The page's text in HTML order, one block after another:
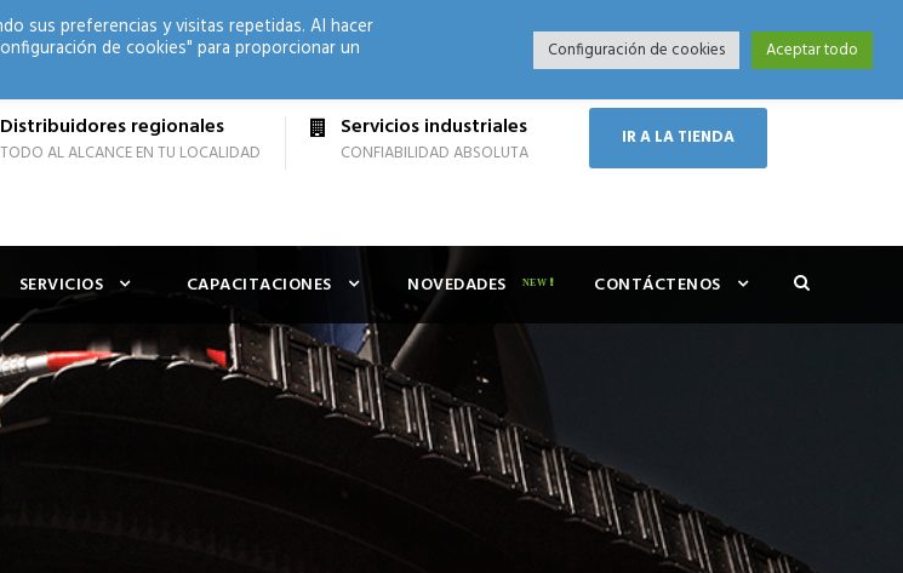
Modo Nocturno
Distribuidores regionales
TODO AL ALCANCE EN TU LOCALIDAD
Servicios industriales
CONFIABILIDAD ABSOLUTA
IR A LA TIENDA
SERVICIOS CAPACITACIONES NOVEDADES CONTÁCTENOS
sus preferencias y visitas repetidas. Al hacer
de cookies" para proporcionar un Configuración de cookies Aceptar todo